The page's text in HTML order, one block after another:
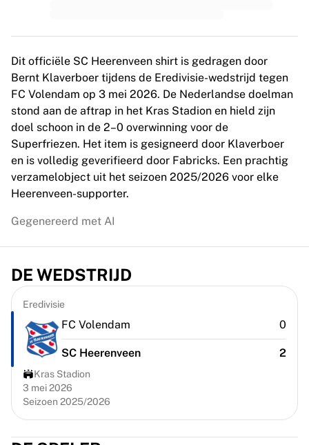
Vrouwenvoetbal in de VS
NWSL
OL Lyonnes
Paris Saint-Germain Feminines
Arsenal WFC
Bekijk per land
Basketbal
Highlights
Charlotte Hornets
Chicago Bulls
LA Clippers
Virtus Bologna
Bekijk alles over basketbal
Top NBA-teams
Charlotte Hornets
Chicago Bulls
Portland Trail Blazers
LA Clippers
Bekijk alles over de NBA
Top Europese teams
Beşiktaş Gain
Fenerbahçe Basketbal
Dit officiële SC Heerenveen shirt is gedragen door
Bernt Klaverboer tijdens de Eredivisie-wedstrijd tegen
FC Volendam op 3 mei 2026. De Nederlandse doelman
stond aan de aftrap in het Kras Stadion en hield zijn
doel schoon in de 2–0 overwinning voor de
Superfriezen. Het item is gesigneerd door Klaverboer
en is volledig geverifieerd door Fabricks. Een prachtig
verzamelobject uit het seizoen 2025/2026 voor elke
Heerenveen-supporter.
Gegenereerd met AI
DE WEDSTRIJD
Eredivisie
FC Volendam 0
SC Heerenveen 2
Kras Stadion
3 mei 2026
Seizoen 2025/2026